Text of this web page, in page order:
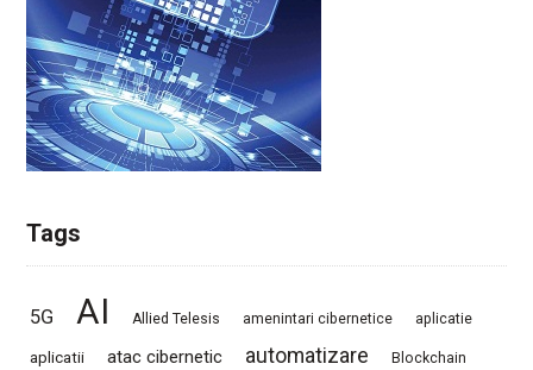
Tags
5G AI Allied Telesis amenintari cibernetice aplicatie
aplicatii atac cibernetic automatizare Blockchain